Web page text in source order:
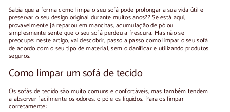
Sabia que a forma como limpa o seu sofá pode prolongar a sua vida útil e
preservar o seu design original durante muitos anos?? Se está aqui,
provavelmente já reparou em manchas, acumulação de pó ou
simplesmente sente que o seu sofá perdeu a frescura. Mas não se
preocupe: neste artigo, vai descobrir, passo a passo como limpar o seu sofá
de acordo com o seu tipo de material, sem o danificar e utilizando produtos
seguros.
Como limpar um sofá de tecido
Os sofás de tecido são muito comuns e confortáveis, mas também tendem
a absorver facilmente os odores, o pó e os líquidos. Para os limpar
corretamente: